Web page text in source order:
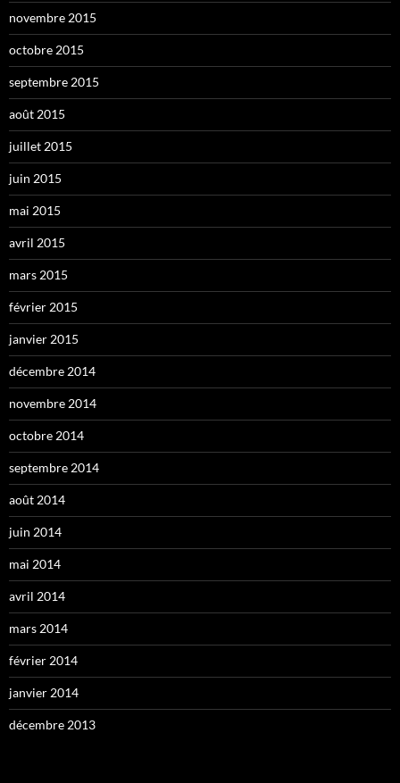
novembre 2015
octobre 2015
septembre 2015
août 2015
juillet 2015
juin 2015
mai 2015
avril 2015
mars 2015
février 2015
janvier 2015
décembre 2014
novembre 2014
octobre 2014
septembre 2014
août 2014
juin 2014
mai 2014
avril 2014
mars 2014
février 2014
janvier 2014
décembre 2013